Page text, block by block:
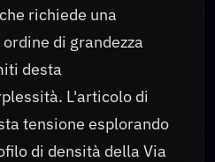
richiede una
di grandezza
desta
L'articolo di
tensione esplorando
di densità della Via